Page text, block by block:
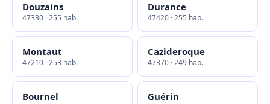
Douzains
47330 · 255 hab.
Durance
47420 · 255 hab.
Montaut
47210 · 253 hab.
Cazideroque
47370 · 249 hab.
Bournel Guérin